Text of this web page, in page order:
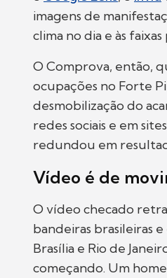
imagens de
clima no dia e às
O Comprova, então,
ocupações no Forte
desmobilização do
redes sociais e em
redundou em
Vídeo é de
O vídeo checado
bandeiras brasileiras
Brasília e Rio de
começando. Um